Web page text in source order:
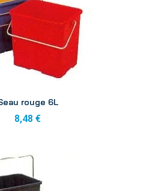
rouge 6L
8,48 €